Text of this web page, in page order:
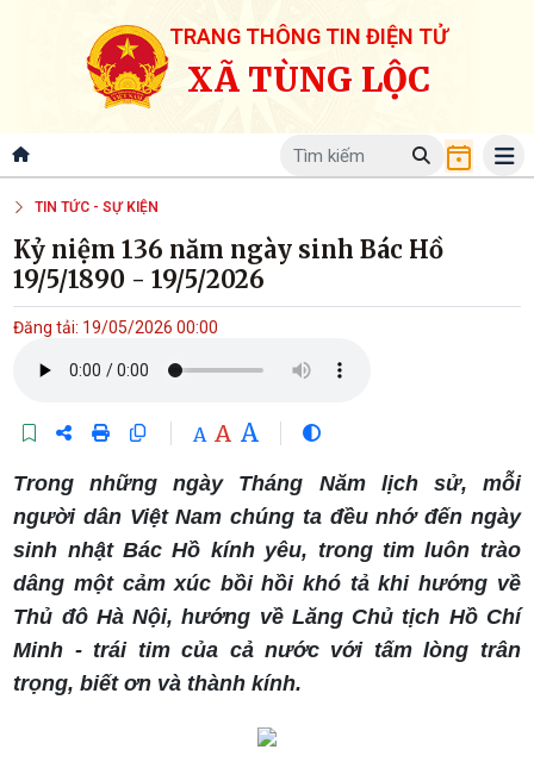
TRANG THÔNG TIN ĐIỆN TỬ
XÃ TÙNG LỘC
TIN TỨC - SỰ KIỆN
Kỷ niệm 136 năm ngày sinh Bác Hồ
19/5/1890 - 19/5/2026
Đăng tải: 19/05/2026 00:00
A A A
Trong những ngày Tháng Năm lịch sử, mỗi
người dân Việt Nam chúng ta đều nhớ đến ngày
sinh nhật Bác Hồ kính yêu, trong tim luôn trào
dâng một cảm xúc bồi hồi khó tả khi hướng về
Thủ đô Hà Nội, hướng về Lăng Chủ tịch Hồ Chí
Minh - trái tim của cả nước với tấm lòng trân
trọng, biết ơn và thành kính.